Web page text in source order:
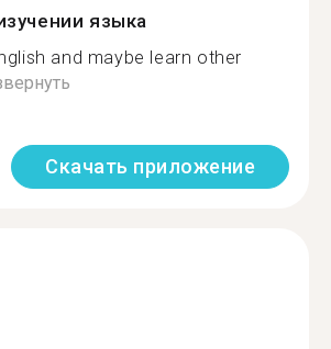
языка
and maybe learn other
Скачать приложение